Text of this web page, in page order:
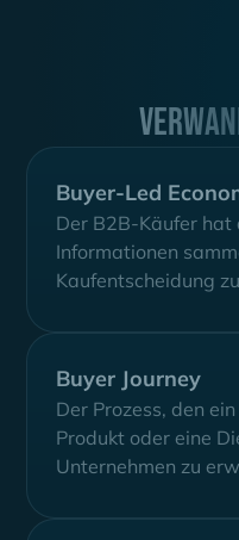
Buyer-Led
Der B2B-Käufer hat
Informationen
Kaufentscheidung
Buyer Journey
Der Prozess, den
Produkt oder eine
Unternehmen zu